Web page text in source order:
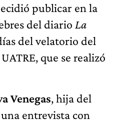
publicar en la
del diario La
del velatorio del
que se realizó
Venegas, hija del
entrevista con